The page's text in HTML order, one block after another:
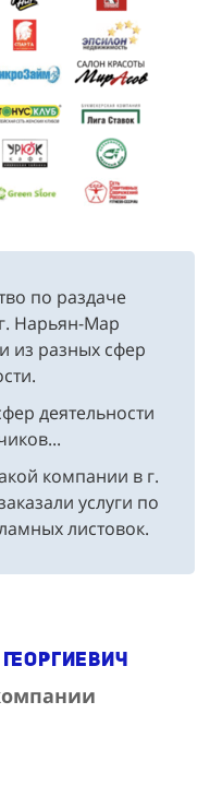
по раздаче
из разных сфер
деятельности
компании в г.
листовок.